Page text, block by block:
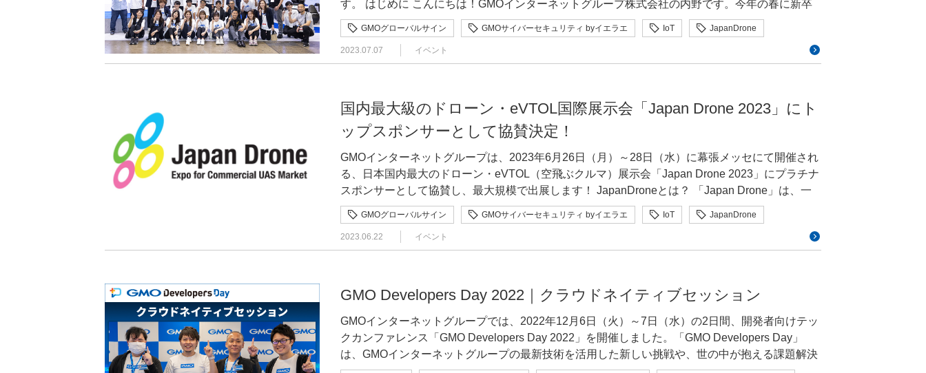
ズムやこれを使用するシステムの移行は関係が複雑で移行には相当時間がかかりそうです。多く
のPQC移行ガイドラインで2030年とか2035年とかまでにはPQC移行すると言っていますが、相
互に依存関係があり「ニワトリと卵」のような状態で一筋縄では行かなそうです。移行を妨げる
多くの壁について紹介したいと思います。 認定を受けたHSM製品、スマートカード、USBトー
を管理しています。今年あたり、PQC署名アルゴリズムに対応したHSM製品が出始めましたが、
TLSサーバー証明書などパブリックな証明書を発行する認証局は、FIPS 140 Level3やCommon
Criteria(CC) EAL4+といったセキュリティ評価制度の認定を受けた製品を使用する必要があり、
これらの認定品が出てくるのが来年ごろと言われているようです。結果的にPQC対応TLSサーバ
ー証明書、コードサイン証明書などが出てくるのもそのずっと後ということになりそうです。ス
マートカード、USBトークン、TPMチップについても同様で、FIPSやCC認定品は出ていないの
で、認定品を使用することが要件となっている制度、ガイドラインは注意が必要です。 パブリッ
クな認証局、証明書のガイドラインの対応 パブリックな認証局はCAブラウザフォーラム(CABF)
のガイドラインに準拠していますが、PQC対応の認証局への対応にはまだまだ時間がかかりそう
サイン証明書の基本要求(2025年11月 3.10.0版): 対応検討中S/MIMEメール証明書の基本要求(2025
年10月 1.0.12版): PQC(ML-DSA,ML-KEM)対応済 現時点ではS/MIME証明書が対応済、コードサイ
ン証明書が対応検討に向けた議論中、最も利用されており影響の広いTLSサーバー証明書につい
ては議論の開始が遅れているようです。前述に加えてここでもTLSサーバー証明書の認証局の
PQC移行は遅くなりそうです。 PQC証明書に対応するウェブブラウザの不在 Chrome、Edge、
脅威に晒されてしまう危険性があります。例えば、第三者からの意図しない操作をドローンが受
け付けてしまって、救援物資を意図しないところに運んでしまう、もしくは落とされてしまうと
いうものです」。 これに加えて、ドローンが撮影した映像のデータを攻撃者に盗み取られてしま
う、またそれを改ざんされてしまうといった、ドローンを介した攻撃というものも考えられま
す。ドローンの制御プログラムが書き込まれたチップを取り出して、プログラムを抜き出すとい
ったことも行えます。 これによって、実際の攻撃ではどこをどのように狙えばいいのかといった
LAN経由での攻撃を調査した結果、攻撃の穴が見つかってドローンの映像を盗み見ることができ
たそうです。 過去の事例では、ドローンと接続したスマートフォンの画面を差し替えて制御を乗
っ取り、PCで映像を盗むといった攻撃が成功したそうです。 図8 2023年度弊社ブースで実施し
たハッキングデモから紹介 こうした攻撃に対して、三村は「ドローンを守るには、まず前提とし
て何を守らなければならないか」として2つのポイントを上げます。1つがデータ漏えい、もう1
つが不正操作です。 図9 ドローンの主なサイバー攻撃リスク 気をつけるべきはドローンそのも
重要になってくるわけです。もちろんカメラの映像を盗み見られる可能性もあり、「この3点セッ
定パスワードを使わずに変更する、ソフトウェアアップデートを行う、通信はTLSなどにより暗
号化する、不要な通信機能が存在していないか、秘密鍵や個人情報は適切に保護されているか、
といった基本的な対策を適切に行うだけでも安全になると三村は説明します。 図11 ドローンに
た。令和6年能登半島地震におけるドローンによる捜索・救助や物資輸送の事例紹介を頂いた他、
ドローンの制度整備状況や技術開発を推進する方針が示されていました。日本政府が認可したド
ローン機体は40万機に迫り、「空」のインフラとしてさらなるドローンの利活用が進むそうで
す。 山本様のお話を伺いながら、ドローンは“便利なガジェット”から“人の命をも救う重要なツー
の積極的な活用が期待されるよう、制度設計がより加速することも良いことだと思います。 経済
産業省 製造産業局 次世代空モビリティ政策室 次世代空モビリティ戦略企画調整官 山本 健一 氏
一方でドローンが張り巡らされることによるリスクや悪影響はないのでしょうか？ 身近な暮らし
にハッキング？ では、身近な話題からドローンのリスクを考えてみましょう。IoT機器という言
葉は耳にしたことがありますよね。Wi-FiやBluetoothに接続して制御する家電や電子機器のこと
で、かゆいところに手が届くような便利さが特徴的です。しかし、「インターネットに繋がる以
上、ハッキングされるリスクは誰しもある」と警鐘するのはGMOサイバーセキュリティ byイエ
ラエ株式会社 サイバーセキュリティ事業本部 執行役員の小池 悠生さんです。当社ブースステー
ジ「ホワイトハッカーが解説！IoT セキュリティ編」で登壇した小池さんは次の指摘をしていま
した。「家電本体、操作するスマホアプリ、データを保管するクラウド。それぞれが脆弱性のリ
IoT、「IoT診断 及び IoTペネトレーションテスト」を提供しています。ネットワーク接続型の
様々なIoT機器に対し、攻撃者目線での調査や疑似攻撃を行うことでIoTデバイスの潜在的な脆弱
性を発見し、対応策のアドバイスを提供するサービスです。「3度の飯より脆弱性やバグを発見す
ることが好きなパートナー(社員)が集まっています。累計7,500件以上の実績とセキュリティコン
空飛ぶクルマが実装された世界観を体感いただくのと同時に、その前提となる空の安全の確立に
向けたセキュリティの重要性をお伝えいたします。 国内随一のホワイトハッカーがIoT機器やド
ローンに関するセキュリティを徹底解説！ 国内外のハッキングコンテスト（CTF）で優勝・入賞
実績を持つ社員を多数抱えるGMOサイバーセキュリティ byイエラエに所属するホワイトハッカ
三村 聡志 ホワイトハッカーが解説！IoTセキュリティ編 GMOサイバーセキュリティ byイエラエ
株式会社 サイバーセキュリティ事業本部 執行役員小池 悠生 ゲストを招いたトークセッション ド
ローンセキュリティ実装のポイント wolfSSL Japan合同会社 技術統括古城 隆 氏 GMOグローバ
ルサイン株式会社 CTO室 室長浅野 昌和 ドローンの実運用における課題とDOP SUITEのねらい
ドローン・ジャパン株式会社 取締役会長春原 久徳 氏 GMOグローバルサイン株式会社 CTO室 室
長浅野 昌和 国際コンファレンス 出展者セッション ｢ハッカー目線で徹底解説！ドローンセキュ
リティ最新版｣ 空飛ぶクルマ・ドローンの実用、商業化にあたり、重要なポイントのひとつはセ
キュリティではないでしょうか。このセッションでは、現在の法制度の方向性とポイントとなる
セキュリティ項目、その対策を実際のハッキング映像とともにハッカー目線で解説いたします。
実際のハッキングとハッカー目線だからこそわかる対策内容、解説は世界No.1のホワイトハッカ
30～14：15 コンファレンスルーム1（45
分） 登壇者 山本 健一 氏経
済産業省 製造産業局 航空機武器宇宙産業課 次世代空モビリティ政策室 次世代空モビリティ戦略
企画調整官 小池 悠生GMOサイバーセキュリティ byイエラエ株式会社 サイバーセキュリティ事業
本部 執行役員 三村 聡志GMOサイバーセキュリティ byイエラエ株式会社 高度解析部 高度解析課
ステージの詳細スケジュール 会期3日間、充実したコンテンツとなっております。詳細はこちら
「空の産業革命に向けたロードマップ2022」と呼ばれる工程表がまとめられ、制度整備としては
「有人地帯での補助者なしの目視外飛行、いわゆるレベル4と呼ばれる飛行の実現に向けての制度
整備を行ってきました」と言います。 具体的には、機体認証、操縦ライセンス、機体の登録とい
った制度を整えられてきました。2022年12月5日には、レベル4飛行が可能となる改正航空法も施
ーンの運航管理システム（UTM）の検討が重要になってくると保坂氏は指摘。段階的な制度整備
で導入していくために検討を進めているそうです。 図 2 UTMは段階的に導入し、ドローンなど
が増えて混雑度が上がれば必須になる見込み 現状は空域の混雑度が低い、密度が薄い状態なので
UTMの利用は「推奨」という段階ですが、ステップ2、ステップ3と混雑度が増していく中でUTM
の重要性は増していきます。そこで国土交通省が認定したUTMを利用することで、高密度の運航
にも耐えられるようになる、と保坂氏は話します。 そもそもレベル4の飛行はリスクが高く、そ
のためには安全に機体を飛ばして十分な技量を持った人の操縦が必要です。それに加え、重要な
のが機体認証制度です。保坂氏は、機体の安全性について、「航空の世界では3つの観点がある」
と説明します。 （1）設計段階の安全性（2）製造過程の安全性（3）現状の確認 設計レベルで安
全でも飛行させる時点で安全でなければならず、逆に、現状（飛行時点）で、しっかりとしたも
こうした制度整備を踏まえて、今年3月24日にはレベル4の初飛行が行われています。ACSLの第
一種認証を受けた機体を使用して、一等の操縦ライセンスを保有する操縦士が操縦し、日本郵便
の荷物を配送しました。飛行時間は約9分、距離にして約4.5kmでした。 図 4 レベル4の初飛行
は日本郵便が飛行の許可・承認を取得して実施された 現状の課題認識として保坂氏は、「運航規
模の拡大が重要になってくる」と指摘。それを実現するUTMも、海外でもどういったシステム、
す。 はじめに こんにちは！GMOインターネットグループ株式会社の内野です。今年の春に新卒
として入社いたしました。よろしくお願いいたします。さて、今回はGMOインターネットグルー
プがプラチナスポンサーとして協賛させていただいた「Japan Drone 2023」について、レポート
させていただきます！ 出展概要 「JapanDrone2023」は、6月26日から28日までの3日間、幕張
た。実際に様々なドローンを動かしてのデモンストレーションや、ドローンにまつわるトピック
スのセミナーなど、3日間通して大盛況でした。GMOインターネットグループは、この
「JapanDrone2023」にトップ協賛しているプラチナスポンサーであり、入口すぐに大規模な展
示を行っていました。大盛況の展示には、3日間で3500名以上の方にご来場いただきました！ こ
の展示が評価され、最終日のJapanDroneAward表彰式にて審査員特別賞をいただきました！
GMOインターネットグループは、グループ全体として「ドローン」や「空の交通」に強い関心を
トグループが協賛、そして出展した理由は、「すべての空にセキュリティを」というキャッチを
広めるため。そして、ドローンを始めとした「空の安全」という概念を広く理解していただくこ
とを目的としています。というのも、私たちGMOインターネットグループは、ドローンのように
例えば、日本最強のホワイトハッカー集団を擁する、「GMOサイバーセキュリティ byイエラ
エ」は、ドローンの脆弱性を判定し、そのフィードバックを企業に提供することができます。ま
た、世界中のウェブサイトの通信を安全にしてきた「GMO GlobalSign」は、ドローンの通信を暗
号化したり、認証技術を用いたりすることで、ドローンとサーバー間のデータの盗聴や改ざん、
ドローンのなりすまし被害から守ることができます。これら2社の基準を満たすドローンは、安全
性を証明する認証マークが利用できます。 他にもドローンやドローンスクールに関するメディア
GMOグローバルサイン GMOサイバーセキュリティ byイエラエ IoT JapanDrone
2023.07.07 イベント
国内最大級のドローン・eVTOL国際展示会「Japan Drone 2023」にト
ップスポンサーとして協賛決定！
GMOインターネットグループは、2023年6月26日（月）～28日（水）に幕張メッセにて開催され
る、日本国内最大のドローン・eVTOL（空飛ぶクルマ）展示会「Japan Drone 2023」にプラチナ
スポンサーとして協賛し、最大規模で出展します！ JapanDroneとは？ 「Japan Drone」は、一
般社団法人日本UAS産業振興協議会が主催する、日本国内最大のドローン・eVTOL国際展示会で
す。ドローンやeVTOL（空飛ぶクルマ）をはじめとする空の移動に関する国内外のサービスが展
示され、会期中は官民有識者によるパネルディスカッションやセミナー等も開催されます。 イベ
主 催：一般社団法人日本UAS産業振興協議会（JUIDA）協 賛：株式会社コングレ参加方法：
https://eventregist.com/e/6LPyXDhn0sC2?_fsi=KYEHVaUy ※事前登録者は入場無料公
式HP：https://ssl.japan-drone.com/index.html詳 細：https://www.gmo.jp/news/article/8424/ 会期
中、ブースではGMOサイバーセキュリティ byイエラエ株式会社に所属する、国内随一のホワイ
トハッカーによるドローンへのサイバー攻撃実演・解説デモンストレーションや、IoT機器の脆弱
GMOグローバルサイン GMOサイバーセキュリティ byイエラエ IoT JapanDrone
2023.06.22 イベント
GMO Developers Day 2022｜クラウドネイティブセッション
GMOインターネットグループでは、2022年12月6日（火）～7日（水）の2日間、開発者向けテッ
クカンファレンス「GMO Developers Day 2022」を開催しました。「GMO Developers Day」
は、GMOインターネットグループの最新技術を活用した新しい挑戦や、世の中が抱える課題解決
への取り組みを、事例を交えて紹介するテック（技術）カンファレンスです。開催3回目となる今